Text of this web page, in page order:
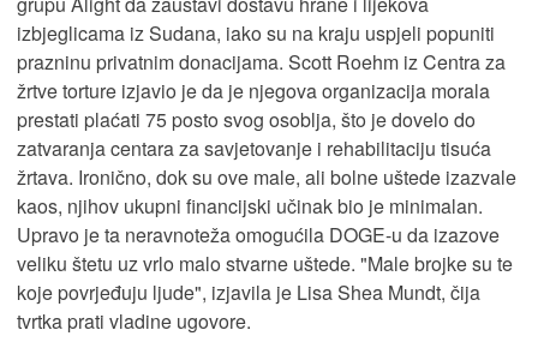
izbjeglicama iz Sudana, iako su na kraju uspjeli popuniti
prazninu privatnim donacijama. Scott Roehm iz Centra za
žrtve torture izjavio je da je njegova organizacija morala
prestati plaćati 75 posto svog osoblja, što je dovelo do
zatvaranja centara za savjetovanje i rehabilitaciju tisuća
žrtava. Ironično, dok su ove male, ali bolne uštede izazvale
kaos, njihov ukupni financijski učinak bio je minimalan.
Upravo je ta neravnoteža omogućila DOGE-u da izazove
veliku štetu uz vrlo malo stvarne uštede. "Male brojke su te
koje povrjeđuju ljude", izjavila je Lisa Shea Mundt, čija
tvrtka prati vladine ugovore.